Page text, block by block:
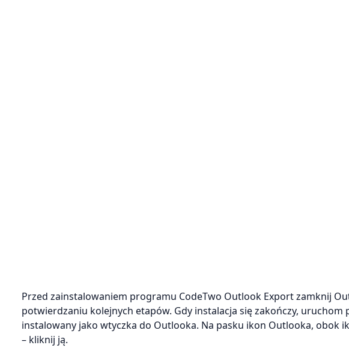
Przed zainstalowaniem programu CodeTwo Outlook Export zamknij
potwierdzaniu kolejnych etapów. Gdy instalacja się zakończy,
instalowany jako wtyczka do Outlooka. Na pasku ikon Outlooka, obok
– kliknij ją.